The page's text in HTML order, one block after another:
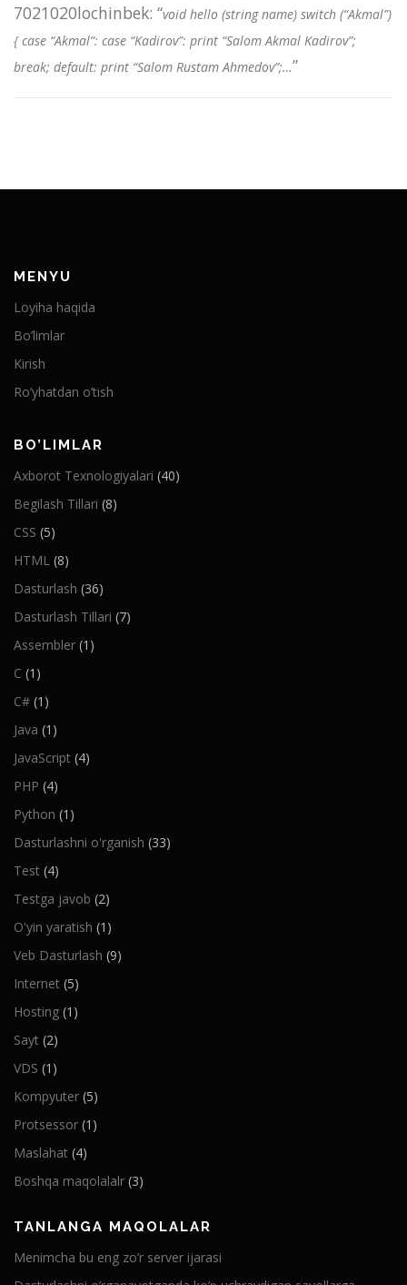
7021020lochinbek: “void hello (string name) switch (“Akmal”)
{ case “Akmal”: case “Kadirov”: print “Salom Akmal Kadirov”;
break; default: print “Salom Rustam Ahmedov”;…”
MENYU
Loyiha haqida
Bo’limlar
Kirish
Ro’yhatdan o’tish
BO’LIMLAR
Axborot Texnologiyalari (40)
Begilash Tillari (8)
CSS (5)
HTML (8)
Dasturlash (36)
Dasturlash Tillari (7)
Assembler (1)
C (1)
C# (1)
Java (1)
JavaScript (4)
PHP (4)
Python (1)
Dasturlashni o'rganish (33)
Test (4)
Testga javob (2)
O'yin yaratish (1)
Veb Dasturlash (9)
Internet (5)
Hosting (1)
Sayt (2)
VDS (1)
Kompyuter (5)
Protsessor (1)
Maslahat (4)
Boshqa maqolalalr (3)
TANLANGA MAQOLALAR
Menimcha bu eng zo’r server ijarasi